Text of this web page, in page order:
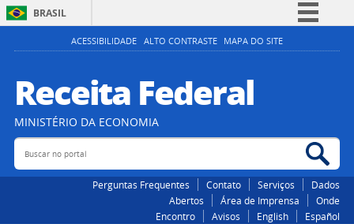
BRASIL
Simplifique!
Participe
Legislação
ACESSIBILIDADE ALTO CONTRASTE MAPA DO SITE
Receita Federal
MINISTÉRIO DA ECONOMIA
Buscar no portal
Perguntas Frequentes Contato Serviços
Dados
Abertos
Área de Imprensa
Onde
Encontro
Avisos English Español